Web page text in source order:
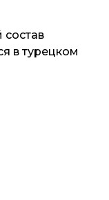
в турецком